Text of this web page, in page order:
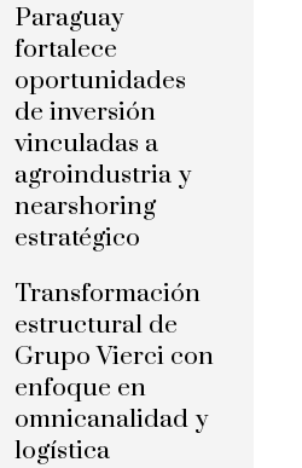
Paraguay
fortalece
oportunidades
de inversión
vinculadas a
agroindustria y
nearshoring
estratégico
Transformación
estructural de
Grupo Vierci con
enfoque en
omnicanalidad y
logística